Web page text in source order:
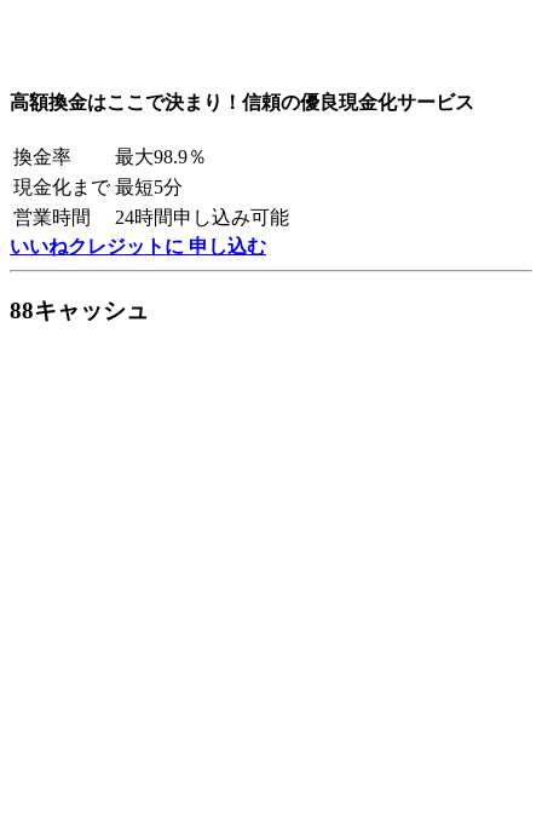
高額換金はここで決まり！信頼の優良現金化サービス
換金率
最大98.9％
現金化まで 最短5分
営業時間
24時間申し込み可能
いいねクレジットに 申し込む
88キャッシュ